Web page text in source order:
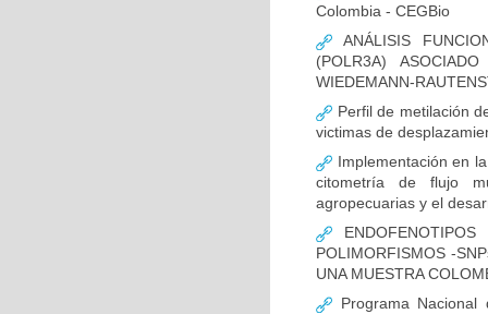
Colombia - CEGBio
ANÁLISIS
(POLR3A)
WIEDEMANN-
Perfil de metilación
victimas de
Implementación en
citometría de flujo
agropecuarias y el
POLIMORFISMOS -
UNA MUESTRA
Programa Nacional